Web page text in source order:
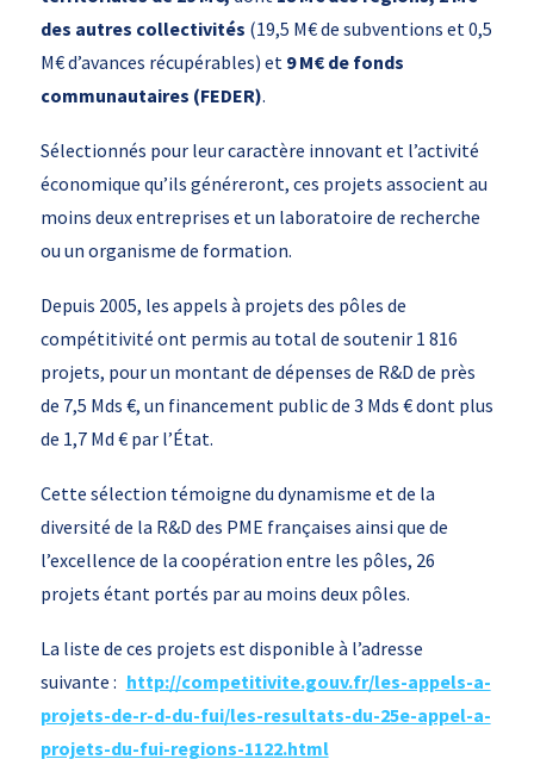
des autres collectivités (19,5 M€ de subventions et 0,5
M€ d’avances récupérables) et9 M€ de fonds
communautaires (FEDER).
Sélectionnés pour leur caractère innovant et l’activité
économique qu’ils généreront, ces projets associent au
moins deux entreprises et un laboratoire de recherche
ou un organisme de formation.
Depuis 2005, les appels à projets des pôles de
compétitivité ont permis au total de soutenir 1 816
projets, pour un montant de dépenses de R&D de près
de 7,5 Mds €, un financement public de 3 Mds € dont plus
de 1,7 Md € par l’État.
Cette sélection témoigne du dynamisme et de la
diversité de la R&D des PME françaises ainsi que de
l’excellence de la coopération entre les pôles, 26
projets étant portés par au moins deux pôles.
La liste de ces projets est disponible à l’adresse
suivante : http://competitivite.gouv.fr/les-appels-a-
projets-de-r-d-du-fui/les-resultats-du-25e-appel-a-
projets-du-fui-regions-1122.html